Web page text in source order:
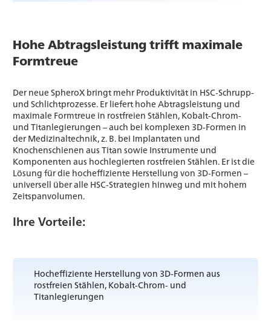
Hohe Abtragsleistung trifft maximale
Formtreue
Der neue SpheroX bringt mehr Produktivität in HSC‑Schrupp-
und Schlichtprozesse. Er liefert hohe Abtragsleistung und
maximale Formtreue in rostfreien Stählen, Kobalt-Chrom-
und Titanlegierungen – auch bei komplexen 3D‑Formen in
der Medizinaltechnik, z. B. bei Implantaten und
Knochenschienen aus Titan sowie Instrumente und
Komponenten aus hochlegierten rostfreien Stählen. Er ist die
Lösung für die hocheffiziente Herstellung von 3D‑Formen –
universell über alle HSC‑Strategien hinweg und mit hohem
Zeitspanvolumen.
Ihre Vorteile:
Hocheffiziente Herstellung von 3D-Formen aus
rostfreien Stählen, Kobalt-Chrom- und
Titanlegierungen